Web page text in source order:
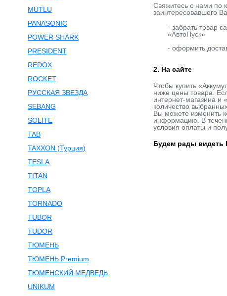
MUTLU
PANASONIC
POWER SHARK
PRESIDENT
REDOX
ROCKET
РУССКАЯ ЗВЕЗДА
SEBANG
SOLITE
TAB
TAXXON (Турция)
TESLA
TITAN
TOPLA
TORNADO
TUBOR
TUDOR
ТЮМЕНЬ
ТЮМЕНЬ Premium
ТЮМЕНСКИЙ МЕДВЕДЬ
UNIKUM
Свяжитесь с нами по
заинтересовавшего
- забрать товар
«АвтоПуск»
- оформить
2. На сайте
Чтобы купить
ниже цены товара.
интернет-магазина и
количество
Вы можете изменить
информацию. В
условия оплаты и
Будем рады видеть